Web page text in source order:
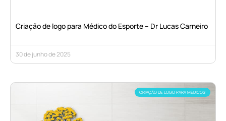
Criação de logo para Médico do Esporte – Dr Lucas Carneiro
30 de junho de 2025
CRIAÇÃO DE LOGO PARA MÉDICOS